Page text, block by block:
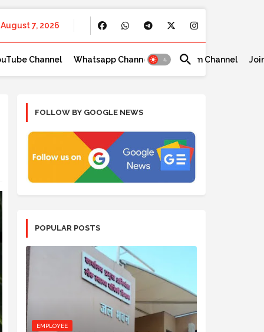
August 7, 2026
Channel Whatsapp Channel Telegram Channel
FOLLOW BY GOOGLE NEWS
POPULAR POSTS
EMPLOYEE